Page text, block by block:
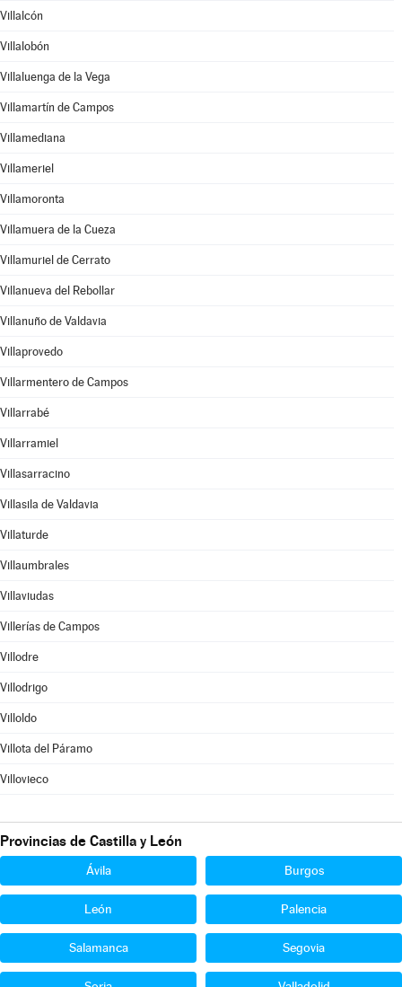
Villalcón
Villalobón
Villaluenga de la Vega
Villamartín de Campos
Villamediana
Villameriel
Villamoronta
Villamuera de la Cueza
Villamuriel de Cerrato
Villanueva del Rebollar
Villanuño de Valdavia
Villaprovedo
Villarmentero de Campos
Villarrabé
Villarramiel
Villasarracino
Villasila de Valdavia
Villaturde
Villaumbrales
Villaviudas
Villerías de Campos
Villodre
Villodrigo
Villoldo
Villota del Páramo
Villovieco
Provincias de Castilla y León
Ávila Burgos
León Palencia
Salamanca Segovia